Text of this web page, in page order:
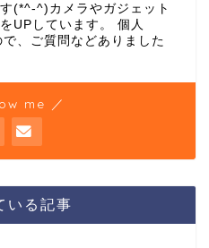
(*^-^)カメラやガジェット
UPしています。 個人
、ご質問などありました
me ／
いる記事